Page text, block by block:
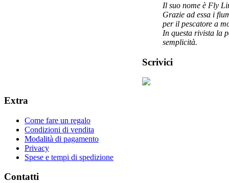
Il suo nome è Fly
Grazie ad essa i
per il pescatore a
In questa rivista la
semplicità.
Scrivici
Extra
Come fare un regalo
Condizioni di vendita
Modalità di pagamento
Privacy
Spese e tempi di spedizione
Contatti